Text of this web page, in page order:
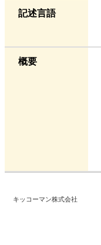
記述言語
概要
キッコーマン株式会社